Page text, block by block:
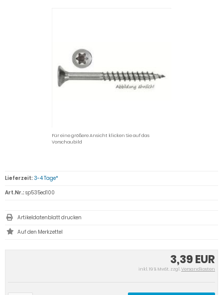
Für eine größere Ansicht klicken Sie auf das
Vorschaubild
3,39 EUR
inkl. 19 % MwSt. zzgl.Versandkosten
Lieferzeit: 3-4 Tage*
Art.Nr.: sp535ed100
Artikeldatenblatt drucken